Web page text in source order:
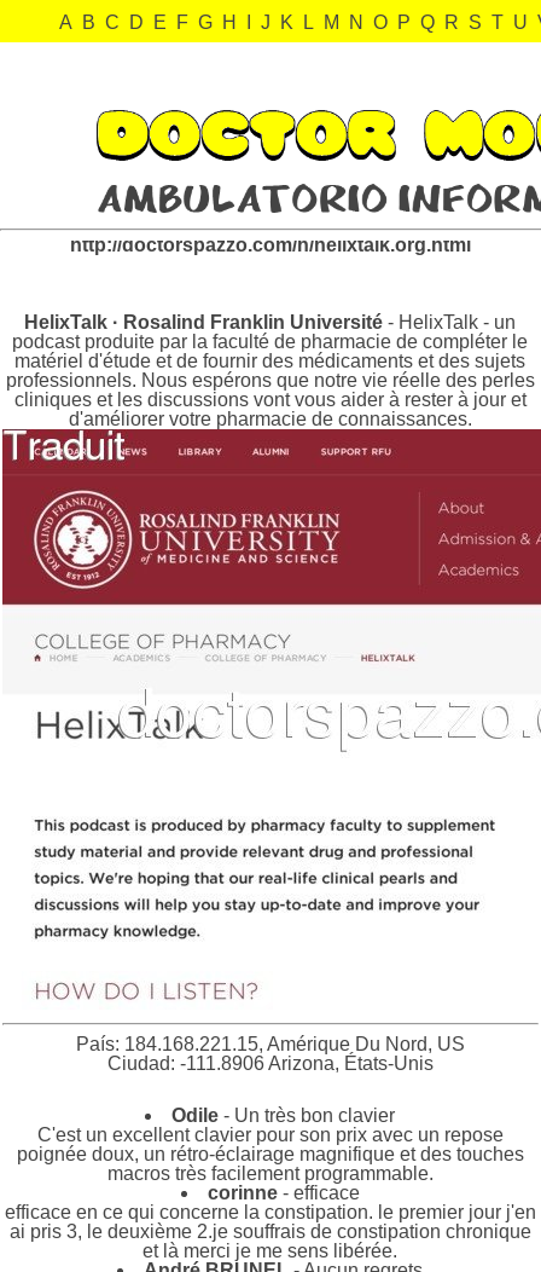
A B C D E F G H J K L M N O P Q R S T U
helixtalk.org Revisión:
http://doctorspazzo.com/h/helixtalk.org.html
HelixTalk · Rosalind Franklin Université - HelixTalk - un
podcast produite par la faculté de pharmacie de compléter le
matériel d'étude et de fournir des médicaments et des sujets
professionnels. Nous espérons que notre vie réelle des perles
cliniques et les discussions vont vous aider à rester à jour et
d'améliorer votre pharmacie de connaissances.
País: 184.168.221.15, Amérique Du Nord, US
Ciudad: -111.8906 Arizona, États-Unis
Odile - Un très bon clavier
C'est un excellent clavier pour son prix avec un repose
poignée doux, un rétro-éclairage magnifique et des touches
macros très facilement programmable.
corinne- efficace
efficace en ce qui concerne la constipation. le premier jour j'en
ai pris 3, le deuxième 2.je souffrais de constipation chronique
et là merci je me sens libérée.